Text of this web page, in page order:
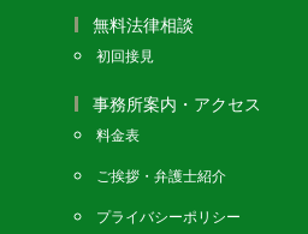
無料法律相談
初回接見
事務所案内・アクセス
料金表
ご挨拶・弁護士紹介
プライバシーポリシー